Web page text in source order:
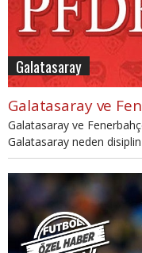
Galatasaray
Galatasaray ve
Galatasaray ve
Galatasaray neden
haberimizde...